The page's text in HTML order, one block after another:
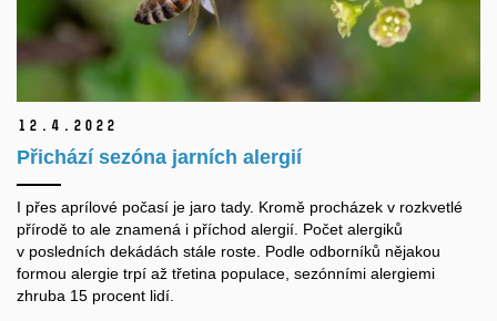
12. 4. 2022
Přichází sezóna jarních alergií
I přes aprílové počasí je jaro tady. Kromě procházek v rozkvetlé
přírodě to ale znamená i příchod alergií. Počet alergiků
v posledních dekádách stále roste. Podle odborníků nějakou
formou alergie trpí až třetina populace, sezónními alergiemi
zhruba 15 procent lidí.